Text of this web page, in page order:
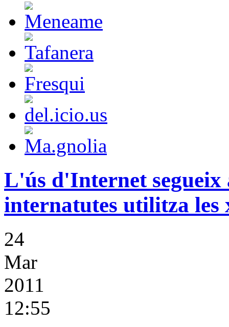
L'ús d'Internet segueix
internatutes utilitza les
24
Mar
2011
12:55